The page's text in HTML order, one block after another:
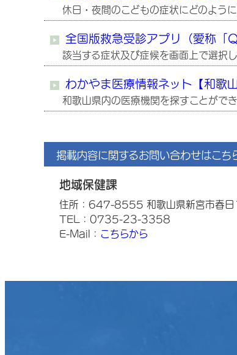
休日・夜間のこどもの症状にどのよう
全国版救急受診アプリ（愛称「
該当する症状及び症候を画面上で選択
わかやま医療情報ネット【和歌山
和歌山県内の医療機関を探すことができ
掲載内容に関するお問い合わせはこち
地域保健課
住所：647-8555 和歌山県新宮市春
TEL：0735-23-3358
E-Mail： こちらから